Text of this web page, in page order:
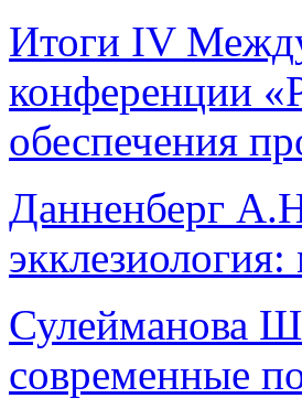
Итоги IV
конференции
обеспечения
Данненберг
Сулейманова
современные